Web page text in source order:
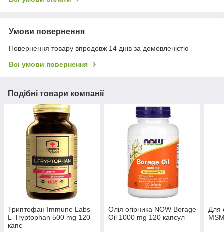
Умови повернення
Повернення товару впродовж 14 днів за домовленістю
Всі умови повернення
Подібні товари компанії
Триптофан Immune Labs
L-Tryptophan 500 mg 120
капс
Олія огірника NOW Borage
Oil 1000 mg 120 капсул
Для